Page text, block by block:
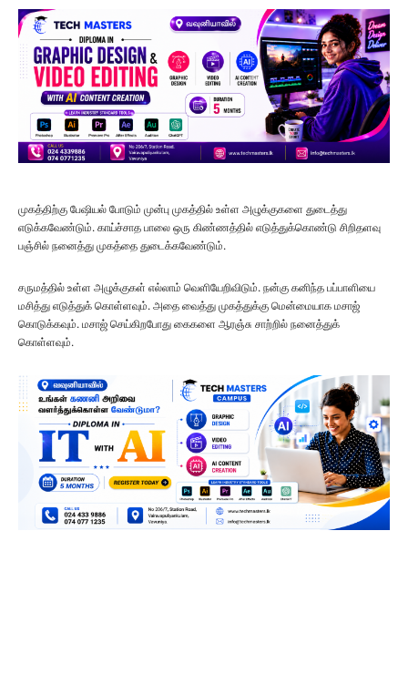
முகத்திற்கு பேஷியல் போடும் முன்பு முகத்தில் உள்ள அழுக்குகளை துடைத்து
எடுக்கவேண்டும். காய்ச்சாத பாலை ஒரு கிண்ணத்தில் எடுத்துக்கொண்டு சிறிதளவு
பஞ்சில் நனைத்து முகத்தை துடைக்கவேண்டும்.
சருமத்தில் உள்ள அழுக்குகள் எல்லாம் வெளியேறிவிடும். நன்கு கனிந்த பப்பாளியை
மசித்து எடுத்துக் கொள்ளவும். அதை வைத்து முகத்துக்கு மென்மையாக மசாஜ்
கொடுக்கவும். மசாஜ் செய்கிறபோது கைகளை ஆரஞ்சு சாற்றில் நனைத்துக்
கொள்ளவும்.